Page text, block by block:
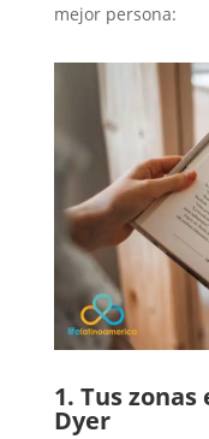
mejor persona:
1. Tus
Dyer